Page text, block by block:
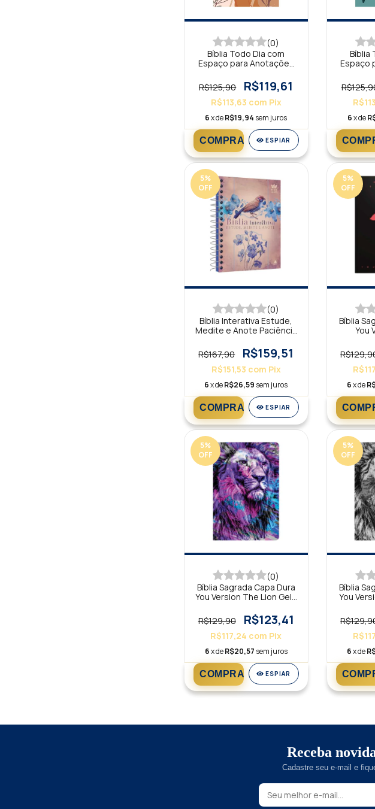
(0)
Bíblia Todo Dia com
Espaço para Anotações
R$125,90
R$119,61
R$113,63 com Pix
6x deR$19,94 sem juros
ESPIAR
Bíblia
Espaço
6x de
5%
OFF
(0)
Bíblia Interativa Estude,
Medite e Anote Paciência
R$167,90
R$159,51
R$151,53 com Pix
6x deR$26,59 sem juros
ESPIAR
5%
OFF
Bíblia
You
6x de
5%
OFF
(0)
Bíblia Sagrada Capa Dura
You Version The Lion Gelo
R$129,90
R$123,41
R$117,24 com Pix
6x deR$20,57 sem juros
ESPIAR
5%
OFF
Bíblia
You
6x de
Receba
Cadastre seu e-mail e